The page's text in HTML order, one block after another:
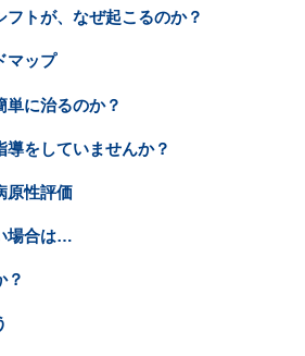
フトが、なぜ起こるのか？
マップ
単に治るのか？
導をしていませんか？
原性評価
場合は…
？